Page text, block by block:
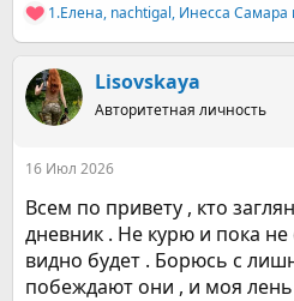
Р
е
к
ц
и
1.Елена, nachtigal, Инесса Самара
Lisovskaya
Авторитетная личность
16 Июл 2026
Всем по привету , кто
дневник . Не курю и пока
видно будет . Борюсь с
побеждают они , и моя